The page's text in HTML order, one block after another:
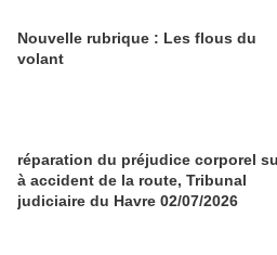
Nouvelle rubrique : Les flous du
volant
réparation du préjudice corporel
à accident de la route, Tribunal
judiciaire du Havre 02/07/2026